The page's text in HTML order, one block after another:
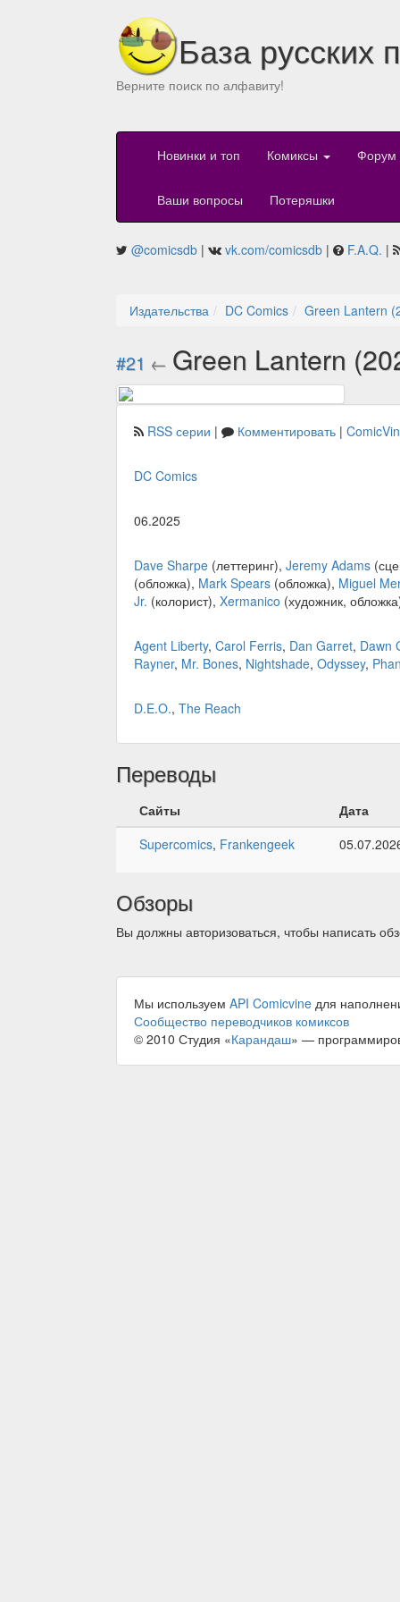
База русских
Верните поиск по алфавиту!
Новинки и топ Комиксы Форум
Ваши вопросы Потеряшки
@comicsdb | vk.com/comicsdb | F.A.Q. |
Издательства DC Comics Green Lantern
#21 ← Green Lantern
RSS серии | Комментировать |
DC Comics
06.2025
Dave Sharpe (леттеринг), Jeremy Adams
(обложка), Mark Spears (обложка), Miguel
Jr. (колорист), Xermanico (художник,
Agent Liberty, Carol Ferris, Dan Garret, Dawn
Rayner, Mr. Bones, Nightshade, Odyssey,
D.E.O., The Reach
Переводы
Сайты
Дата
Supercomics, Frankengeek
Обзоры
Вы должны авторизоваться, чтобы написать
Мы используем API Comicvine для
Сообщество переводчиков комиксов
© 2010 Студия «Карандаш» —